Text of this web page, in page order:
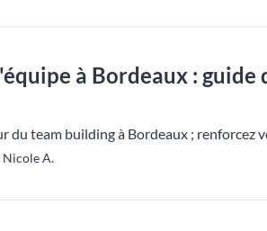
à Bordeaux :
du team building à Bordeaux ; renforcez
Nicole A.